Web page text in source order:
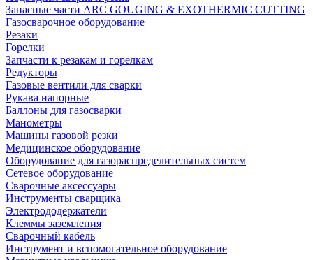
Запасные части ARC GOUGING & EXOTHERMIC CUTTING
Газосварочное оборудование
Резаки
Горелки
Запчасти к резакам и горелкам
Редукторы
Газовые вентили для сварки
Рукава напорные
Баллоны для газосварки
Манометры
Машины газовой резки
Медицинское оборудование
Оборудование для газораспределительных систем
Сетевое оборудование
Сварочные аксессуары
Инструменты сварщика
Электрододержатели
Клеммы заземления
Сварочный кабель
Инструмент и вспомогательное оборудование